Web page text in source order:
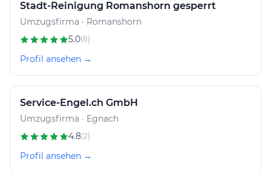
Stadt-Reinigung Romanshorn gesperrt
Umzugsfirma · Romanshorn
5.0(8)
Profil ansehen →
Service-Engel.ch GmbH
Umzugsfirma · Egnach
4.8(2)
Profil ansehen →